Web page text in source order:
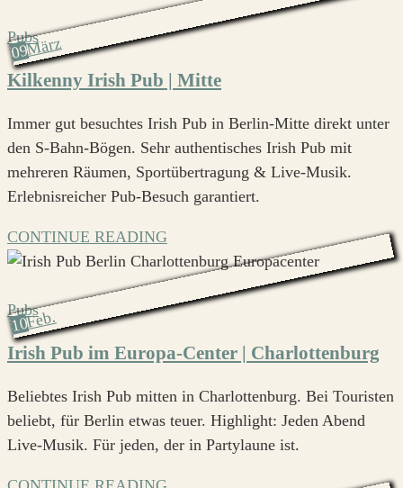
09März
Pubs
Kilkenny Irish Pub | Mitte
Immer gut besuchtes Irish Pub in Berlin-Mitte direkt unter
den S-Bahn-Bögen. Sehr authentisches Irish Pub mit
mehreren Räumen, Sportübertragung & Live-Musik.
Erlebnisreicher Pub-Besuch garantiert.
CONTINUE READING
10Feb.
Pubs
Irish Pub im Europa-Center | Charlottenburg
Beliebtes Irish Pub mitten in Charlottenburg. Bei Touristen
beliebt, für Berlin etwas teuer. Highlight: Jeden Abend
Live-Musik. Für jeden, der in Partylaune ist.